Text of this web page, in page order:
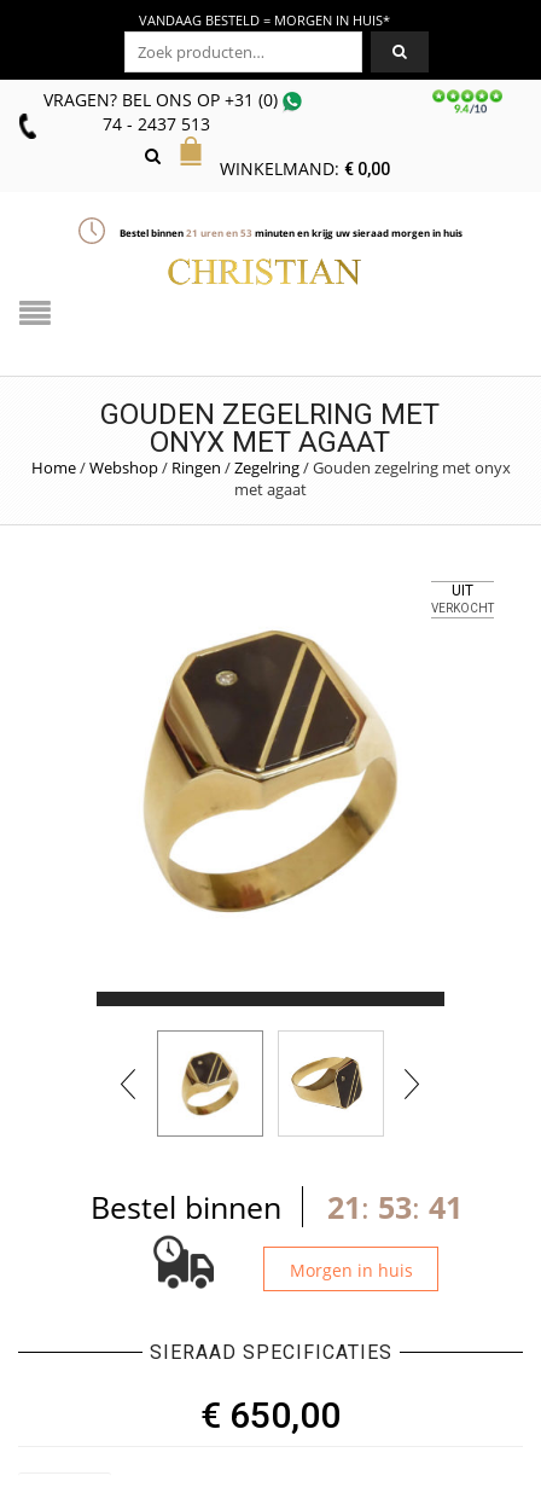
VANDAAG BESTELD = MORGEN IN HUIS*
Zoeken naar:
VRAGEN? BEL ONS OP+31 (0)
74 - 2437 513
WINKELMAND: €0,00
Bestel binnen21 uren en53minuten en krijg uw sieraad morgen in huis
GOUDEN ZEGELRING MET
ONYX MET AGAAT
Home/Webshop/ Ringen /Zegelring/Gouden zegelring met onyx
met agaat
UIT
VERKOCHT
Bestel binnen 21: 53: 40
Morgen in huis
SIERAAD SPECIFICATIES
€ 650,00